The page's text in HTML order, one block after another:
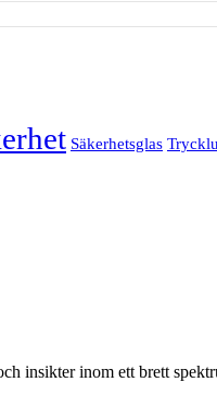
Säkerhetsglas
insikter inom ett brett